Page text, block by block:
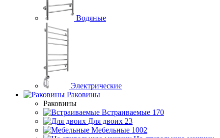
Водяные
Электрические
Раковины
Раковины
Встраиваемые 170
Для двоих 23
Мебельные 1002